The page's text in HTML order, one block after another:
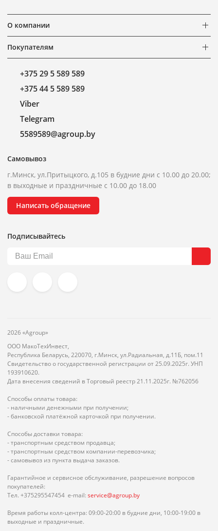
О компании
Покупателям
+375 29 5 589 589
+375 44 5 589 589
Viber
Telegram
5589589@agroup.by
Самовывоз
г.Минск, ул.Притыцкого, д.105 в будние дни с 10.00 до 20.00;
в выходные и праздничные с 10.00 до 18.00
Написать обращение
Подписывайтесь
2026 «Agroup»
ООО МакоТехИнвест,
Республика Беларусь, 220070, г.Минск, ул.Радиальная, д.11Б, пом.11
Свидетельство о государственной регистрации от 25.09.2025г. УНП
193910620.
Дата внесения сведений в Торговый реестр 21.11.2025г. №762056
Способы оплаты товара:
- наличными денежными при получении;
- банковской платёжной карточкой при получении.
Способы доставки товара:
- транспортным средством продавца;
- транспортным средством компании-перевозчика;
- самовывоз из пункта выдача заказов.
Гарантийное и сервисное обслуживание, разрешение вопросов
покупателей:
Тел. +375295547454 e-mail: service@agroup.by
Время работы колл-центра: 09:00-20:00 в будние дни, 10:00-19:00 в
выходные и праздничные.